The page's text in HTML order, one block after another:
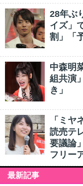
28年ぶ
イズ」
割」「
中森明
組共演
き」
「ミヤ
読売テ
要議論
フリー
最新記事